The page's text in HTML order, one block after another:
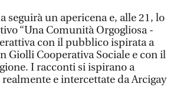
seguirà un apericena e, alle 21, lo
“Una Comunità Orgogliosa -
con il pubblico ispirata a
Giolli Cooperativa Sociale e con il
I racconti si ispirano a
e intercettate da Arcigay